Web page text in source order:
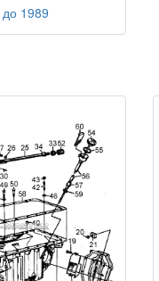
1989